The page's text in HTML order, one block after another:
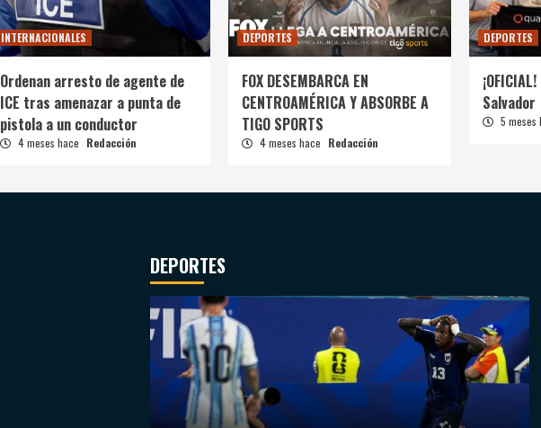
INTERNACIONALES
Ordenan arresto de agente de
ICE tras amenazar a punta de
pistola a un conductor
4 meses hace Redacción
DEPORTES
FOX DESEMBARCA EN
CENTROAMÉRICA Y ABSORBE A
TIGO SPORTS
4 meses hace Redacción
DEPORTES
Salvador
5
DEPORTES